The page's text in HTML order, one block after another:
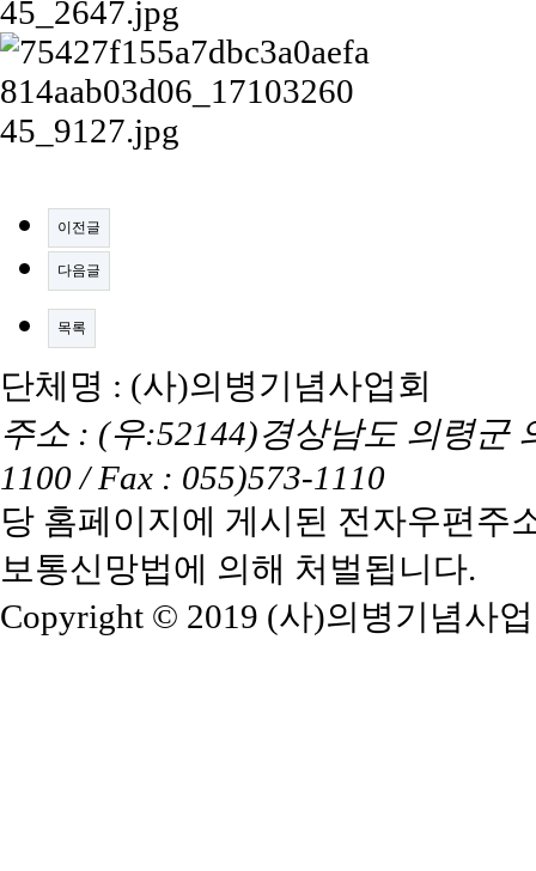
이전글
다음글
목록
단체명 : (사)의병기념사업회
주소 : (우:52144)경상남도 의령군
1100 / Fax : 055)573-1110
당 홈페이지에 게시된 전자우편주
보통신망법에 의해 처벌됩니다.
Copyright © 2019 (사)의병기념사